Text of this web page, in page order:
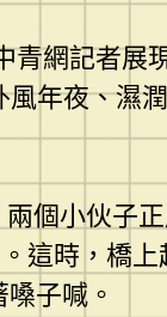
青網記者展
年夜、濕
個小伙子
這時，橋上
子喊。